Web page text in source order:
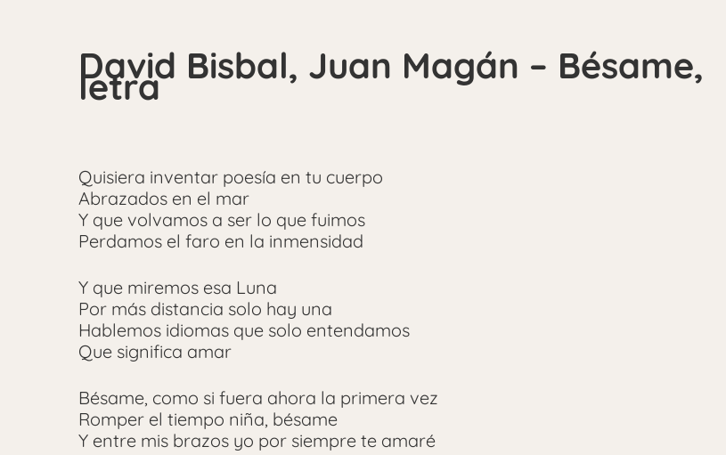
David Bisbal, Juan Magán – Bésame,
letra
Quisiera inventar poesía en tu cuerpo
Abrazados en el mar
Y que volvamos a ser lo que fuimos
Perdamos el faro en la inmensidad
Y que miremos esa Luna
Por más distancia solo hay una
Hablemos idiomas que solo entendamos
Que significa amar
Bésame, como si fuera ahora la primera vez
Romper el tiempo niña, bésame
Y entre mis brazos yo por siempre te amaré